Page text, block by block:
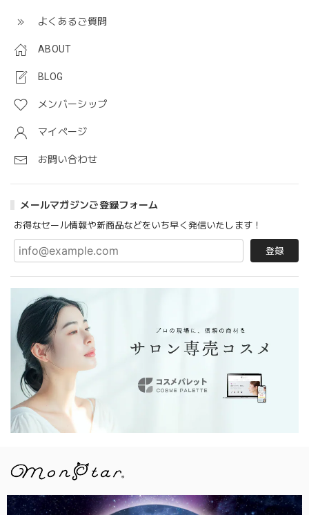
よくあるご質問
ABOUT
BLOG
メンバーシップ
マイページ
お問い合わせ
メールマガジンご登録フォーム
お得なセール情報や新商品などをいち早く発信いたします！
登録